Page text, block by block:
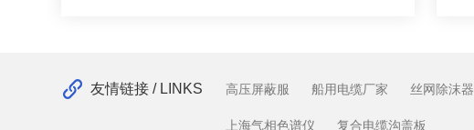
友情链接 / LINKS 高压屏蔽服 船用电缆厂家 丝网除沫器
上海气相色谱仪 复合电缆沟盖板